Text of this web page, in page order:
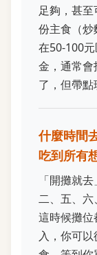
足夠，甚
份主食（
在50-100
金，通常
了，但帶點
什麼時間
吃到所有
「開攤就
二、五、六
這時候攤
入，你可